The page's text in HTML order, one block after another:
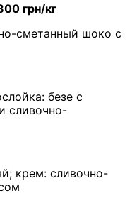
грн/кг
сметанный шоко с
безе с
сливочно-
крем: сливочно-